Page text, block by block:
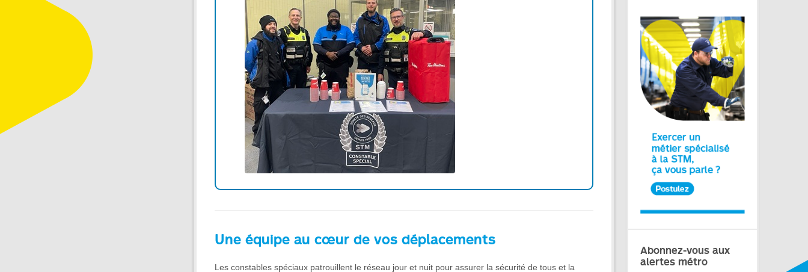
Une équipe au cœur de vos déplacements
Les constables spéciaux patrouillent le réseau jour et nuit pour assurer la sécurité de tous et la
Abonnez-vous aux
alertes métro